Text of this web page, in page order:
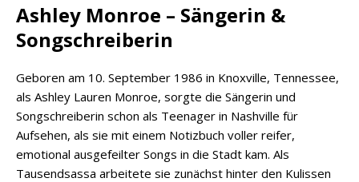
Ashley Monroe – Sängerin &
Songschreiberin
Geboren am 10. September 1986 in Knoxville, Tennessee,
als Ashley Lauren Monroe, sorgte die Sängerin und
Songschreiberin schon als Teenager in Nashville für
Aufsehen, als sie mit einem Notizbuch voller reifer,
emotional ausgefeilter Songs in die Stadt kam. Als
Tausendsassa arbeitete sie zunächst hinter den Kulissen